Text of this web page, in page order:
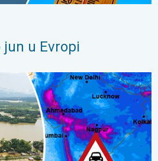
jun u Evropi
Azije. Jake monsunske kiše. . .